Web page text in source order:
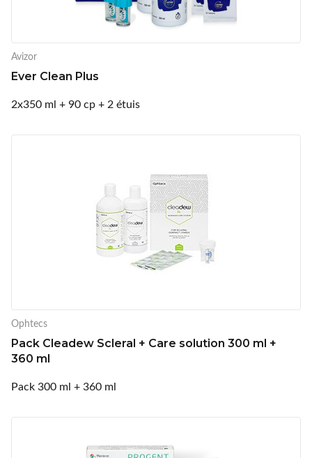
Avizor
Ever Clean Plus
2x350 ml + 90 cp + 2 étuis
Ophtecs
Pack Cleadew Scleral + Care solution 300 ml +
360 ml
Pack 300 ml + 360 ml